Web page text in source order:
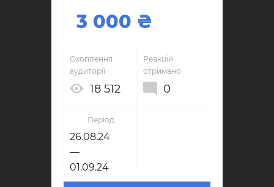
3 000
Охоплення
аудиторії
18 512
Реакцій
отримано
0
Період
26.08.24
—
01.09.24